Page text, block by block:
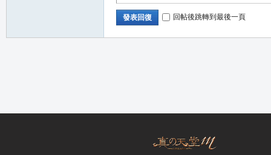
堂
發表回復 回帖後跳轉到最後一頁